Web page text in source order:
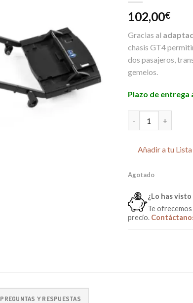
102,00€
Gracias al
chasis GT4
dos pasajeros,
gemelos.
Plazo de entrega
Añadir a tu
Agotado
¿Lo has
Te
precio.
PREGUNTAS Y RESPUESTAS